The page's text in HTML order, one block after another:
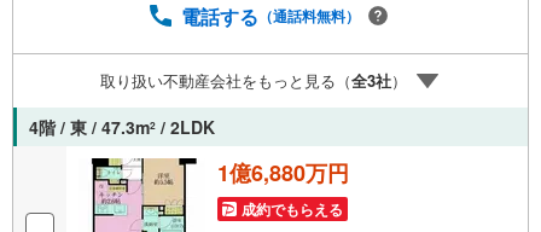
予約をする」ボタンからお問い合わせください。※必ずYah
スライトは出金と譲渡はできません。ご案内・詳細な資料
のご請求はお気軽にどうぞ♪お電話でのお問い合わせも常
時受け付けております！お気軽にお問い合わせください。
電話する （通話料無料）
取り扱い不動産会社をもっと見る（全3社）
4階 / 東 / 47.3m2 / 2LDK
1億6,880万円
成約でもらえる